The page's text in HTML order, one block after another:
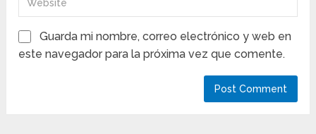
Guarda mi nombre, correo electrónico y web en
este navegador para la próxima vez que comente.